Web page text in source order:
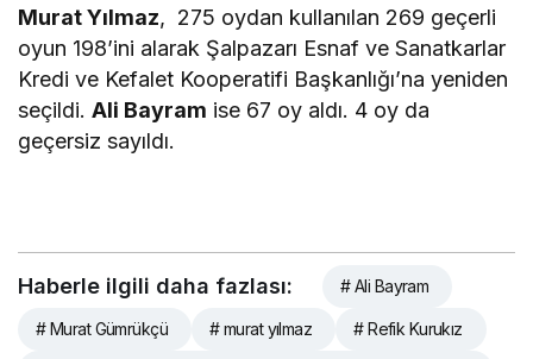
Murat Yılmaz, 275 oydan kullanılan 269 geçerli
oyun 198’ini alarak Şalpazarı Esnaf ve Sanatkarlar
Kredi ve Kefalet Kooperatifi Başkanlığı’na yeniden
seçildi.Ali Bayram ise 67 oy aldı. 4 oy da
geçersiz sayıldı.
Haberle ilgili daha fazlası: # Ali Bayram
# Murat Gümrükçü # murat yılmaz # Refik Kurukız